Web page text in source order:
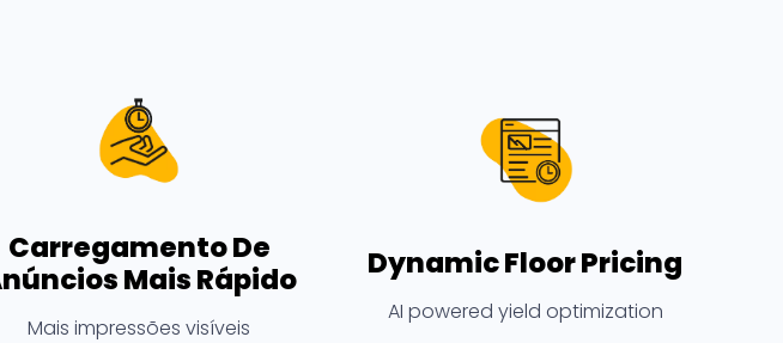
Carregamento De
Mais Rápido
Mais impressões visíveis
Dynamic Floor Pricing
AI powered yield optimization